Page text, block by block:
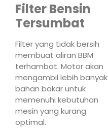
Filter Bensin
Tersumbat
Filter yang tidak bersih
membuat aliran BBM
terhambat. Motor akan
mengambil lebih banyak
bahan bakar untuk
memenuhi kebutuhan
mesin yang kurang
optimal.